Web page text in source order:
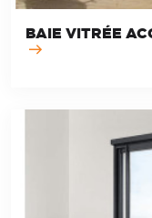
BAIE VITRÉE